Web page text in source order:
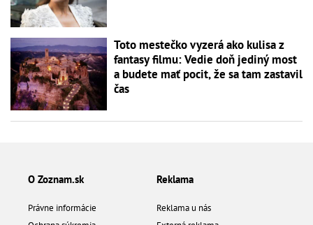
Toto mestečko vyzerá ako kulisa z
fantasy filmu: Vedie doň jediný most
a budete mať pocit, že sa tam zastavil
čas
O Zoznam.sk
Právne informácie
Reklama
Reklama u nás